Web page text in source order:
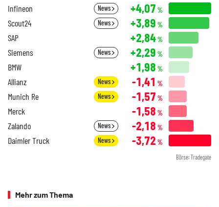
Infineon News +4,07 %
Scout24 News +3,89 %
SAP +2,84%
Siemens News +2,29 %
BMW +1,98 %
Allianz News -1,41 %
Munich Re News -1,57 %
Merck -1,58 %
Zalando News -2,18 %
Daimler Truck News -3,72 %
Börse: Tradegate
Mehr zum Thema